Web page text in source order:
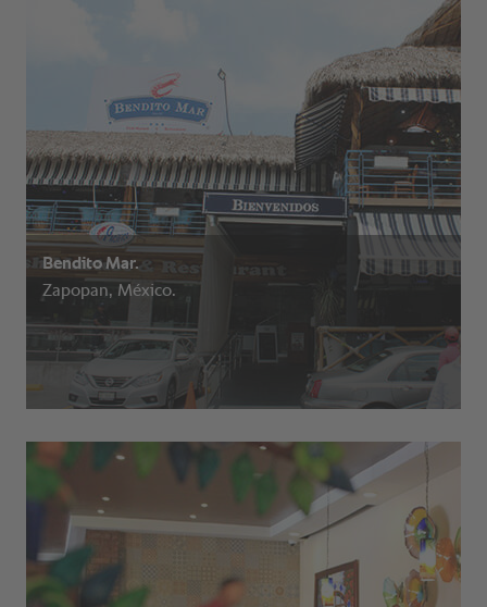
Bendito Mar.
Zapopan, México.